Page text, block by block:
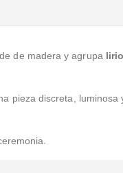
de madera y agrupa
pieza discreta,